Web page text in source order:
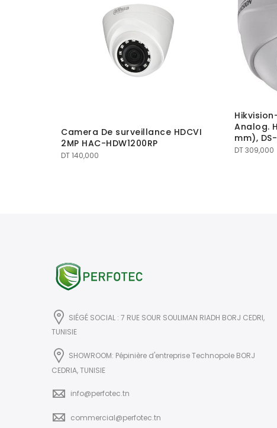
Camera De surveillance HDCVI
2MP HAC-HDW1200RP
DT140,000
Analog.
mm),
DT309,000
SIÉGÉ SOCIAL : 7 RUE SOUR SOULIMAN RIADH BORJ CEDRI,
TUNISIE
SHOWROOM: Pépinière d'entreprise Technopole BORJ
CEDRIA, TUNISIE
info@perfotec.tn
commercial@perfotec.tn